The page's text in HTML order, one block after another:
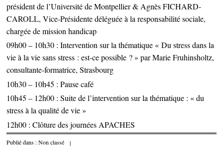
président de l’Université de Montpellier & Agnès FICHARD-
CAROLL, Vice-Présidente déléguée à la responsabilité sociale,
chargée de mission handicap
09h00 – 10h30 : Intervention sur la thématique « Du stress dans la
vie à la vie sans stress : est-ce possible ? » par Marie Fruhinsholtz,
consultante-formatrice, Strasbourg
10h30 – 10h45 : Pause café
10h45 – 12h00 : Suite de l’intervention sur la thématique : « du
stress à la qualité de vie »
12h00 : Clôture des journées APACHES
Publié dans :Non classé |